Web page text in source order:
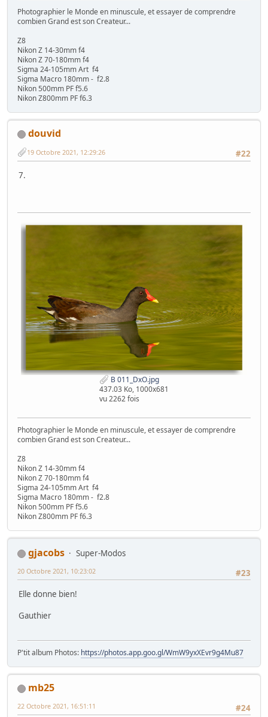
Photographier le Monde en minuscule, et essayer de comprendre
combien Grand est son Createur...
Z8
Nikon Z 14-30mm f4
Nikon Z 70-180mm f4
Sigma 24-105mm Art f4
Sigma Macro 180mm - f2.8
Nikon 500mm PF f5.6
Nikon Z800mm PF f6.3
douvid
#22
19 Octobre 2021, 12:29:26
7.
B 011_DxO.jpg
437.03 Ko, 1000x681
vu 2262 fois
Photographier le Monde en minuscule, et essayer de comprendre
combien Grand est son Createur...
Z8
Nikon Z 14-30mm f4
Nikon Z 70-180mm f4
Sigma 24-105mm Art f4
Sigma Macro 180mm - f2.8
Nikon 500mm PF f5.6
Nikon Z800mm PF f6.3
gjacobs
Super-Modos
#23
20 Octobre 2021, 10:23:02
Elle donne bien!
Gauthier
P'tit album Photos: https://photos.app.goo.gl/WmW9yxXEvr9g4Mu87
mb25
#24
22 Octobre 2021, 16:51:11